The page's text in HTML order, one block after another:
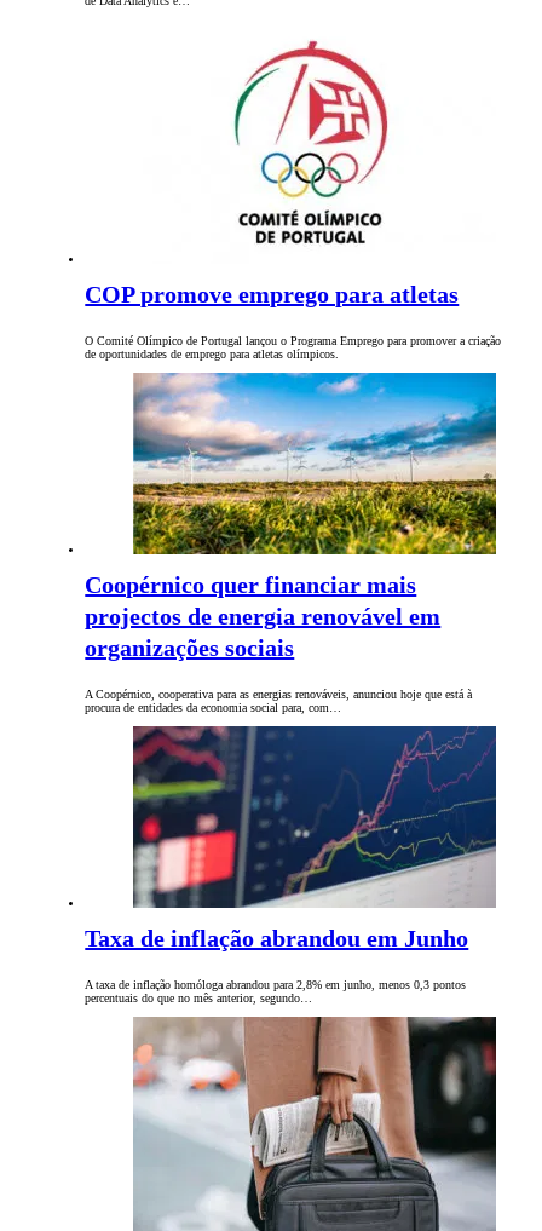
COP promove emprego para atletas
O Comité Olímpico de Portugal lançou o Programa Emprego para promover a criação
de oportunidades de emprego para atletas olímpicos.
Coopérnico quer financiar mais
projectos de energia renovável em
organizações sociais
A Coopérnico, cooperativa para as energias renováveis, anunciou hoje que está à
procura de entidades da economia social para, com…
Taxa de inflação abrandou em Junho
A taxa de inflação homóloga abrandou para 2,8% em junho, menos 0,3 pontos
percentuais do que no mês anterior, segundo…